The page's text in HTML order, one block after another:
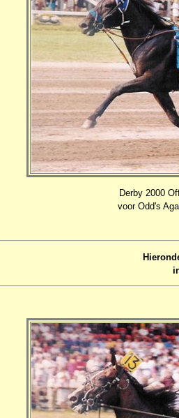
Derby 2000
voor Odd's